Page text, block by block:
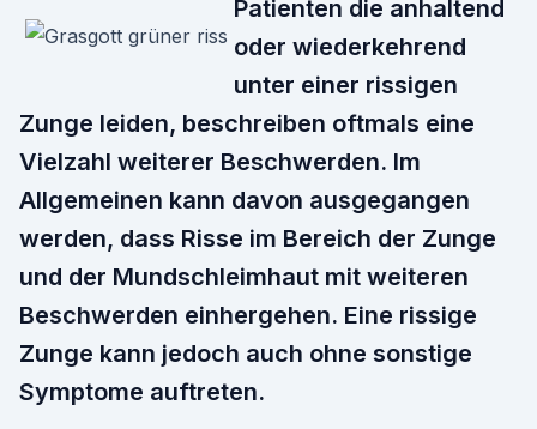
Patienten die anhaltend
oder wiederkehrend
unter einer rissigen
Zunge leiden, beschreiben oftmals eine
Vielzahl weiterer Beschwerden. Im
Allgemeinen kann davon ausgegangen
werden, dass Risse im Bereich der Zunge
und der Mundschleimhaut mit weiteren
Beschwerden einhergehen. Eine rissige
Zunge kann jedoch auch ohne sonstige
Symptome auftreten.